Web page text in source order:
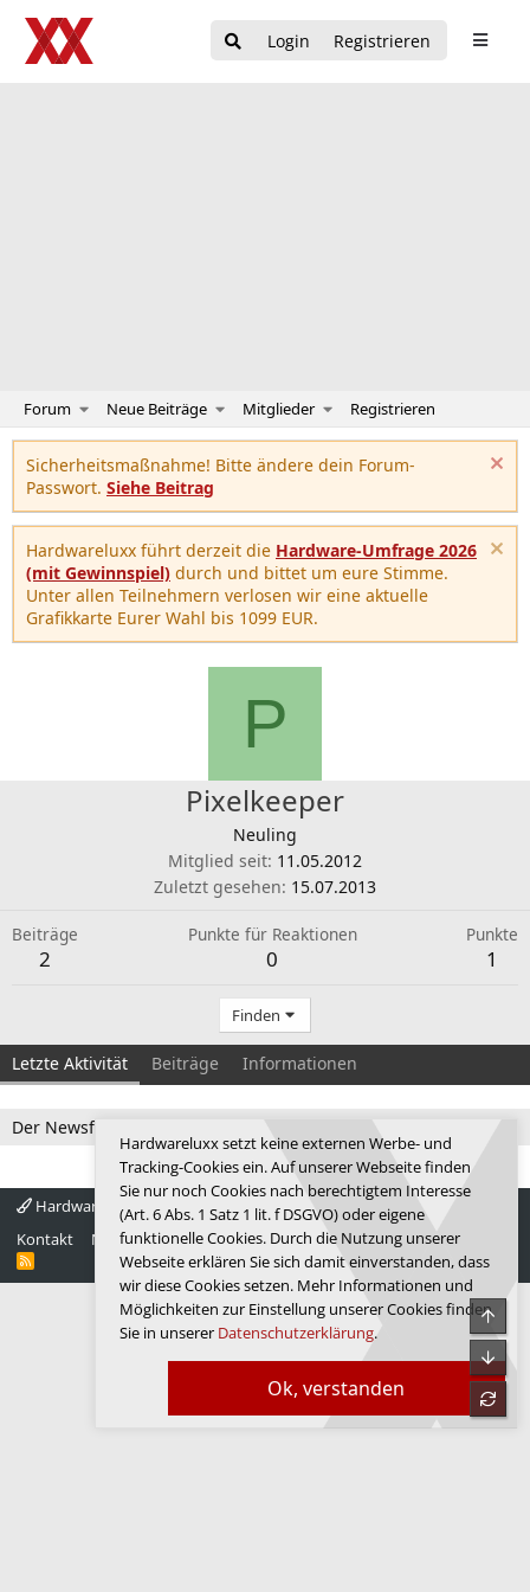
Login Registrieren
Forum Neue Beiträge Mitglieder Registrieren
Sicherheitsmaßnahme! Bitte ändere dein Forum-
Passwort. Siehe Beitrag
Hardwareluxx führt derzeit die Hardware-Umfrage 2026
(mit Gewinnspiel) durch und bittet um eure Stimme.
Unter allen Teilnehmern verlosen wir eine aktuelle
Grafikkarte Eurer Wahl bis 1099 EUR.
P
Pixelkeeper
Neuling
Mitglied seit 11.05.2012
Zuletzt gesehen 15.07.2013
Beiträge
2
Punkte für Reaktionen
0
Punkte
1
Finden
Letzte Aktivität Beiträge Informationen
Der Newsfeed ist zur Zeit leer.
Hardwareluxx 4.0
Deutsch
Kontakt
Nutzungsbedingungen Datenschutz Hilfe Startseite
R
Ok, verstanden
Hardwareluxx setzt keine externen Werbe- und
Tracking-Cookies ein. Auf unserer Webseite finden
Sie nur noch Cookies nach berechtigtem Interesse
(Art. 6 Abs. 1 Satz 1 lit. f DSGVO) oder eigene
funktionelle Cookies. Durch die Nutzung unserer
Webseite erklären Sie sich damit einverstanden, dass
wir diese Cookies setzen. Mehr Informationen und
Möglichkeiten zur Einstellung unserer Cookies finden
Sie in unserer Datenschutzerklärung.